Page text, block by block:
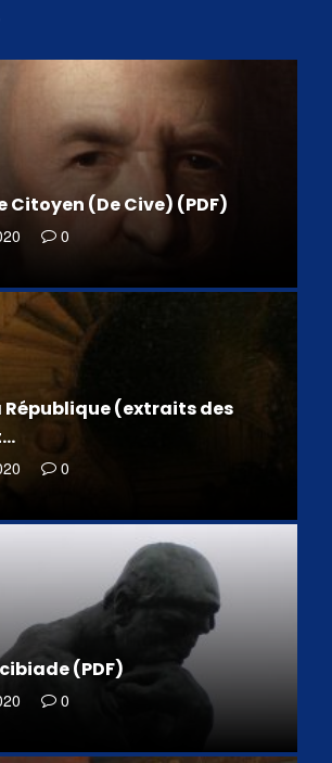
Citoyen (De Cive) (PDF)
0
République (extraits des
0
(PDF)
0